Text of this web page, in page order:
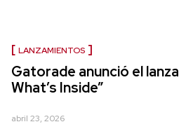
LANZAMIENTOS
Gatorade anunció el
What’s Inside”
abril 23, 2026